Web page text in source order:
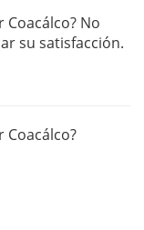
Coacálco? No
su satisfacción.
Coacálco?